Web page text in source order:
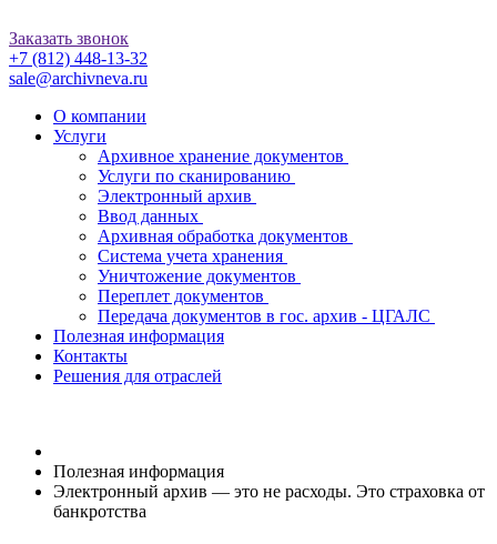
Заказать звонок
+7 (812) 448-13-32
sale@archivneva.ru
О компании
Услуги
Архивное хранение документов
Услуги по сканированию
Электронный архив
Ввод данных
Архивная обработка документов
Система учета хранения
Уничтожение документов
Переплет документов
Передача документов в гос. архив - ЦГАЛС
Полезная информация
Контакты
Решения для отраслей
Полезная информация
Электронный архив — это не расходы. Это страховка от
банкротства